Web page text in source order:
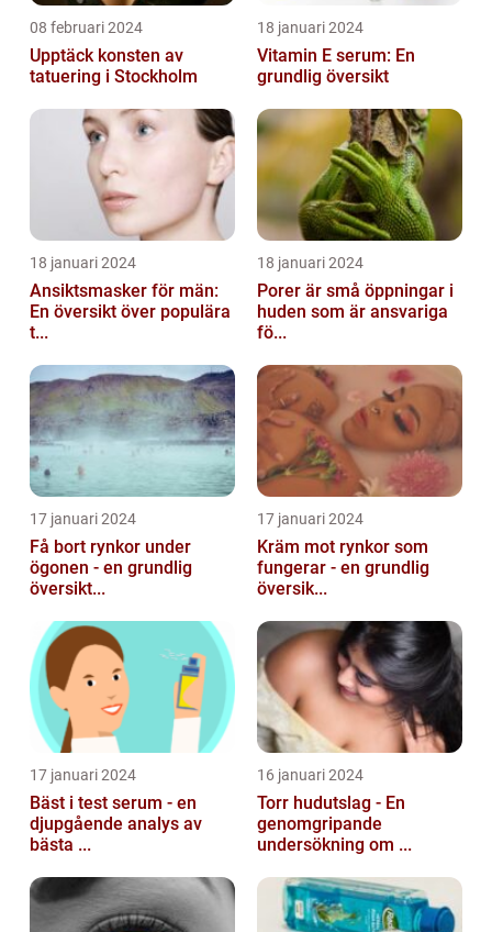
08 februari 2024
Upptäck konsten av
tatuering i Stockholm
18 januari 2024
Vitamin E serum: En
grundlig översikt
18 januari 2024
Ansiktsmasker för män:
En översikt över populära
t...
18 januari 2024
Porer är små öppningar i
huden som är ansvariga
fö...
17 januari 2024
Få bort rynkor under
ögonen - en grundlig
översikt...
17 januari 2024
Kräm mot rynkor som
fungerar - en grundlig
översik...
17 januari 2024
Bäst i test serum - en
djupgående analys av
bästa ...
16 januari 2024
Torr hudutslag - En
genomgripande
undersökning om ...